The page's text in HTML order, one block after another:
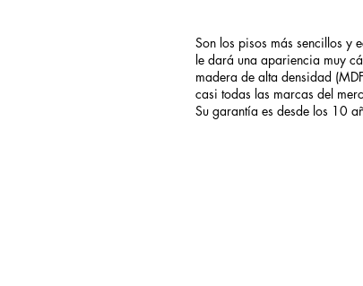
Son los pisos más sencillos y
le dará una apariencia muy
madera de alta densidad
casi todas las marcas del
Su garantía es desde los 10